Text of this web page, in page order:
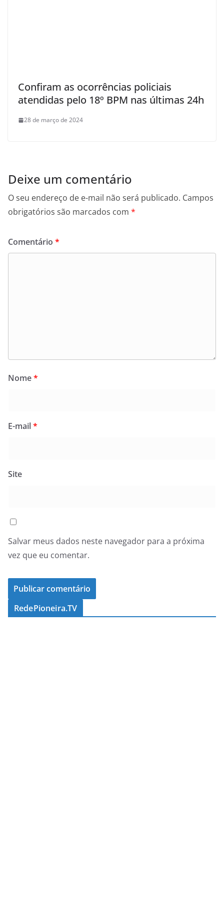
Confiram as ocorrências policiais
atendidas pelo 18º BPM nas últimas 24h
28 de março de 2024
Deixe um comentário
O seu endereço de e-mail não será publicado. Campos
obrigatórios são marcados com *
Comentário *
Nome*
E-mail*
Site
Salvar meus dados neste navegador para a próxima
vez que eu comentar.
RedePioneira.TV